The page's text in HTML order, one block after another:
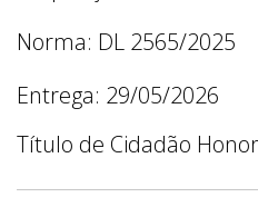
Norma: DL 2565/2025
Entrega: 29/05/2026
Título de Cidadão